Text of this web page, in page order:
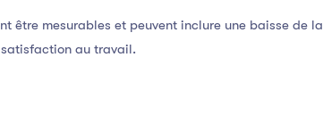
être mesurables et peuvent inclure une baisse de la
au travail.